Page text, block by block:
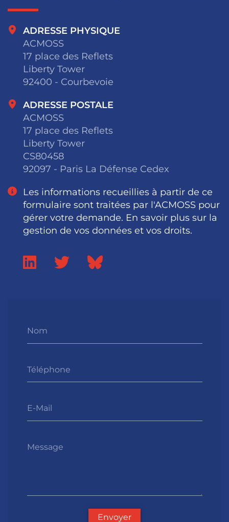
Nom
Téléphone
E-Mail
Message
Envoyer
ADRESSE PHYSIQUE
ACMOSS
17 place des Reflets
Liberty Tower
92400 - Courbevoie
ADRESSE POSTALE
ACMOSS
17 place des Reflets
Liberty Tower
CS80458
92097 - Paris La Défense Cedex
Les informations recueillies à partir de ce
formulaire sont traitées par l'ACMOSS pour
gérer votre demande. En savoir plus sur la
gestion de vos données et vos droits.